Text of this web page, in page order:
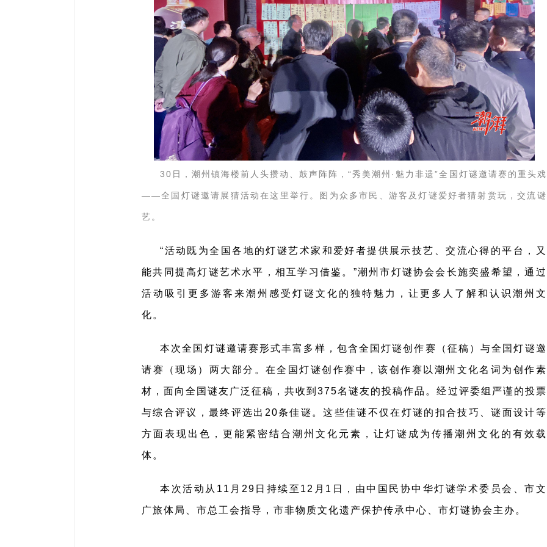
30日，潮州镇海楼前人头攒动、鼓声阵阵，“秀美潮州·魅力非遗”全国灯谜邀请赛的重头戏
——全国灯谜邀请展猜活动在这里举行。图为众多市民、游客及灯谜爱好者猜射赏玩，交流谜
艺。
“活动既为全国各地的灯谜艺术家和爱好者提供展示技艺、交流心得的平台，又
能共同提高灯谜艺术水平，相互学习借鉴。”潮州市灯谜协会会长施奕盛希望，通过
活动吸引更多游客来潮州感受灯谜文化的独特魅力，让更多人了解和认识潮州文
化。
本次全国灯谜邀请赛形式丰富多样，包含全国灯谜创作赛（征稿）与全国灯谜邀
请赛（现场）两大部分。在全国灯谜创作赛中，该创作赛以潮州文化名词为创作素
材，面向全国谜友广泛征稿，共收到375名谜友的投稿作品。经过评委组严谨的投票
与综合评议，最终评选出20条佳谜。这些佳谜不仅在灯谜的扣合技巧、谜面设计等
方面表现出色，更能紧密结合潮州文化元素，让灯谜成为传播潮州文化的有效载
体。
本次活动从11月29日持续至12月1日，由中国民协中华灯谜学术委员会、市文
广旅体局、市总工会指导，市非物质文化遗产保护传承中心、市灯谜协会主办。